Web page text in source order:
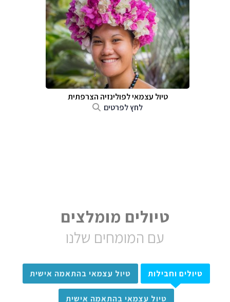
טיול עצמאי לפולינזיה הצרפתית
לחץ לפרטים
טיולים מומלצים
עם המומחים שלנו
טיולים וחבילות טיול עצמאי בהתאמה אישית
טיול עצמאי בהתאמה אישית